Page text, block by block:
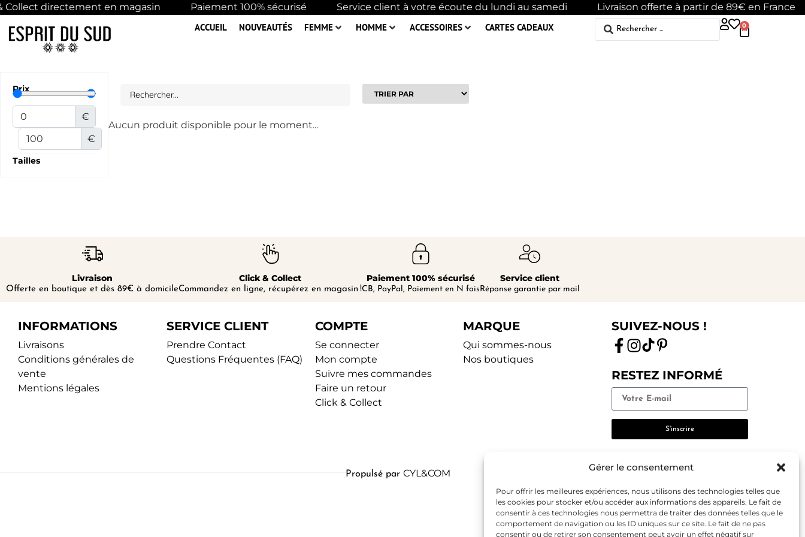
Gérer le consentement
Pour offrir les meilleures expériences, nous utilisons des technologies telles que
les cookies pour stocker et/ou accéder aux informations des appareils. Le fait de
consentir à ces technologies nous permettra de traiter des données telles que le
comportement de navigation ou les ID uniques sur ce site. Le fait de ne pas
consentir ou de retirer son consentement peut avoir un effet négatif sur
Collect directement en magasin Paiement 100% sécurisé Service client à votre écoute du lundi au samedi
Livraison offerte à partir de 89€ en France
ACCUEIL
NOUVEAUTÉS FEMME HOMME ACCESSOIRES CARTES CADEAUX 0
Prix
€
€
Tailles
Aucun produit disponible pour le moment...
Livraison
Offerte en boutique et dès 89€ à domicile
Click & Collect
Commandez en ligne, récupérez en magasin !
Paiement 100% sécurisé
CB, PayPal, Paiement en N fois
Service client
Réponse garantie par mail
INFORMATIONS
Livraisons
Conditions générales de
vente
Mentions légales
SERVICE CLIENT
Prendre Contact
Questions Fréquentes (FAQ)
COMPTE
Se connecter
Mon compte
Suivre mes commandes
Faire un retour
Click & Collect
MARQUE
Qui sommes-nous
Nos boutiques
SUIVEZ-NOUS !
RESTEZ INFORMÉ
Propulsé par CYL&COM